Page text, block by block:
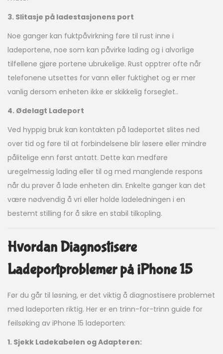
3. Slitasje på ladestasjonens port
Noe ganger kan fuktpåvirkning føre til rust inne i
ladeportene, noe som kan påvirke lading og i alvorlige
tilfellene gjøre portene ubrukelige. Rust opptrer ofte når
telefonene utsettes for vann eller fuktighet og er mer
vanlig dersom enheten ikke er skikkelig forseglet..
4. Ødelagt Ladeport
Ved hyppig bruk kan kontakten på ladeportet slites ned
over tid og føre til at forbindelsene blir løsere eller mindre
pålitelige enn først antatt. Dette kan medføre
uregelmessig lading eller til og med manglende respons
når du prøver å lade enheten din. Enkelte ganger kan det
være nødvendig å vri eller holde ladeledningen i en
bestemt stilling for å sikre en stabil tilkopling.
Hvordan Diagnostisere
Ladeportproblemer på iPhone 15
Før du går til løsning, er det viktig å diagnostisere problemet
med ladeporten riktig. Her er en trinn-for-trinn guide for
feilsøking av iPhone 15 ladeporten:
1. Sjekk Ladekabelen og Adapteren: